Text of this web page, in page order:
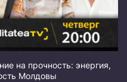
на прочность: энергия,
Молдовы